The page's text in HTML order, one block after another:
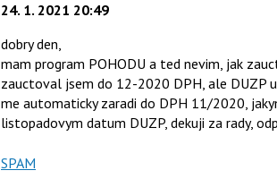
24. 1. 2021 20:49
dobry den,
mam program POHODU a ted nevim, jak
zauctoval jsem do 12-2020 DPH, ale DUZP
me automaticky zaradi do DPH 11/2020,
listopadovym datum DUZP, dekuji za rady,
Nahlásit
SPAM